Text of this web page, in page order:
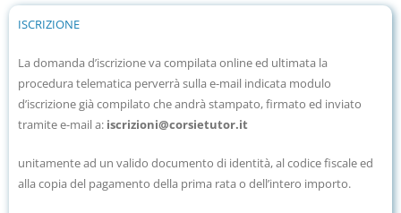
ISCRIZIONE
La domanda d’iscrizione va compilata online ed ultimata la
procedura telematica perverrà sulla e-mail indicata modulo
d’iscrizione già compilato che andrà stampato, firmato ed inviato
tramite e-mail a: iscrizioni@corsietutor.it
unitamente ad un valido documento di identità, al codice fiscale ed
alla copia del pagamento della prima rata o dell’intero importo.